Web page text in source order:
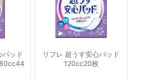
パッド
80cc44
リフレ 超うす安心パッド
120cc20枚